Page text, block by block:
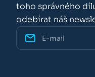
toho správného
odebírat náš